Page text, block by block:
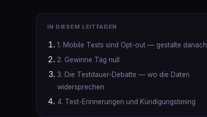
IN DIESEM LEITFADEN
1. Mobile Tests sind Opt-out — gestalte danach
2. Gewinne Tag null
3. Die Testdauer-Debatte — wo die Daten
widersprechen
4. Test-Erinnerungen und Kündigungstiming